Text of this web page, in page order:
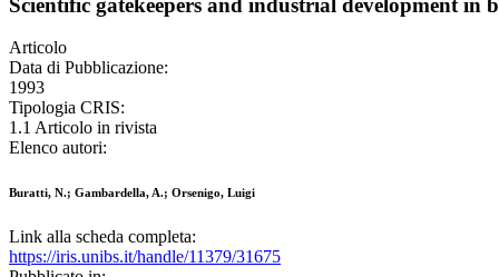
Scientific gatekeepers and industrial development in
Articolo
Data di Pubblicazione:
1993
Tipologia CRIS:
1.1 Articolo in rivista
Elenco autori:
Buratti, N.; Gambardella, A.; Orsenigo, Luigi
Link alla scheda completa:
https://iris.unibs.it/handle/11379/31675